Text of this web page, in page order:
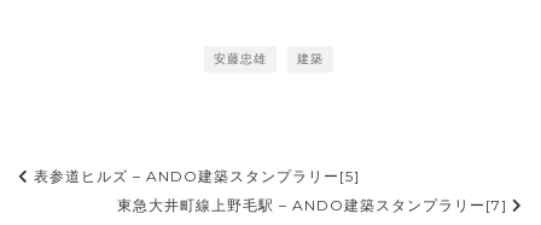
安藤忠雄 建築
投表参道ヒルズ – ANDO建築スタンプラリー[5]
東急大井町線上野毛駅 – ANDO建築スタンプラリー[7]